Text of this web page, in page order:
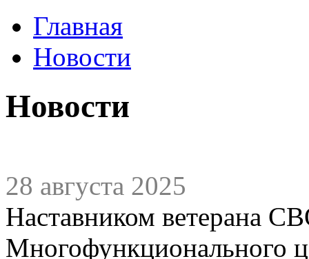
Главная
Новости
Новости
28 августа 2025
Наставником ветерана
Многофункционального